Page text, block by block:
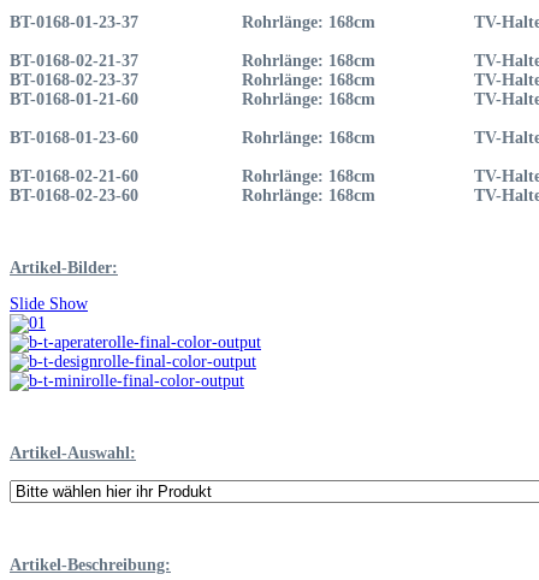
BT-0168-01-23-37 Rohrlänge: 168cm TV-
BT-0168-02-21-37 Rohrlänge: 168cm
TV-
BT-0168-02-23-37
Rohrlänge: 168cm
TV-
BT-0168-01-21-60
Rohrlänge: 168cm TV-
BT-0168-01-23-60 Rohrlänge: 168cm TV-
BT-0168-02-21-60 Rohrlänge: 168cm
TV-
BT-0168-02-23-60
Rohrlänge: 168cm TV-
Artikel-Bilder:
Slide Show
Artikel-Auswahl:
Artikel-Beschreibung: